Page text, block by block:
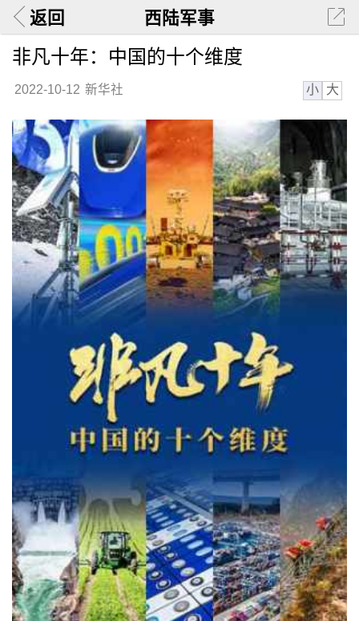
返回 西陆军事
非凡十年：中国的十个维度
2022-10-12 新华社 小 大